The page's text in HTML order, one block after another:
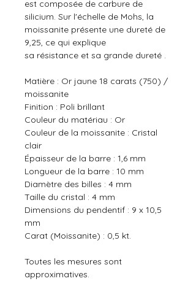
est composée de carbure de
silicium. Sur l'échelle de Mohs, la
moissanite présente une dureté de
9,25, ce qui explique
sa résistance et sa grande dureté .
Matière : Or jaune 18 carats (750) /
moissanite
Finition : Poli brillant
Couleur du matériau : Or
Couleur de la moissanite : Cristal
clair
Épaisseur de la barre : 1,6 mm
Longueur de la barre : 10 mm
Diamètre des billes : 4 mm
Taille du cristal : 4 mm
Dimensions du pendentif : 9 x 10,5
mm
Carat (Moissanite) : 0,5 kt.
Toutes les mesures sont
approximatives.